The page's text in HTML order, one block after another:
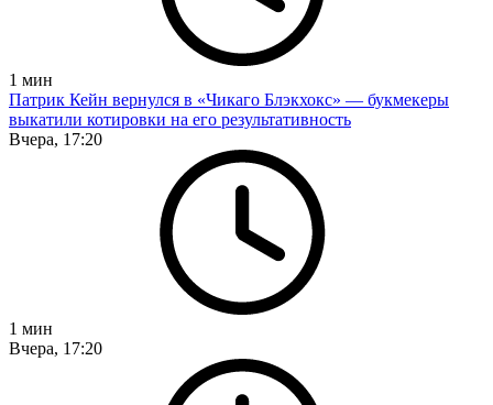
1 мин
Патрик Кейн вернулся в «Чикаго Блэкхокс» — букмекеры
выкатили котировки на его результативность
Вчера, 17:20
1 мин
Вчера, 17:20